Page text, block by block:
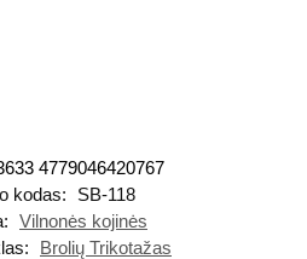
4779046420767
kodas:
SB-118
Vilnonės kojinės
Brolių Trikotažas